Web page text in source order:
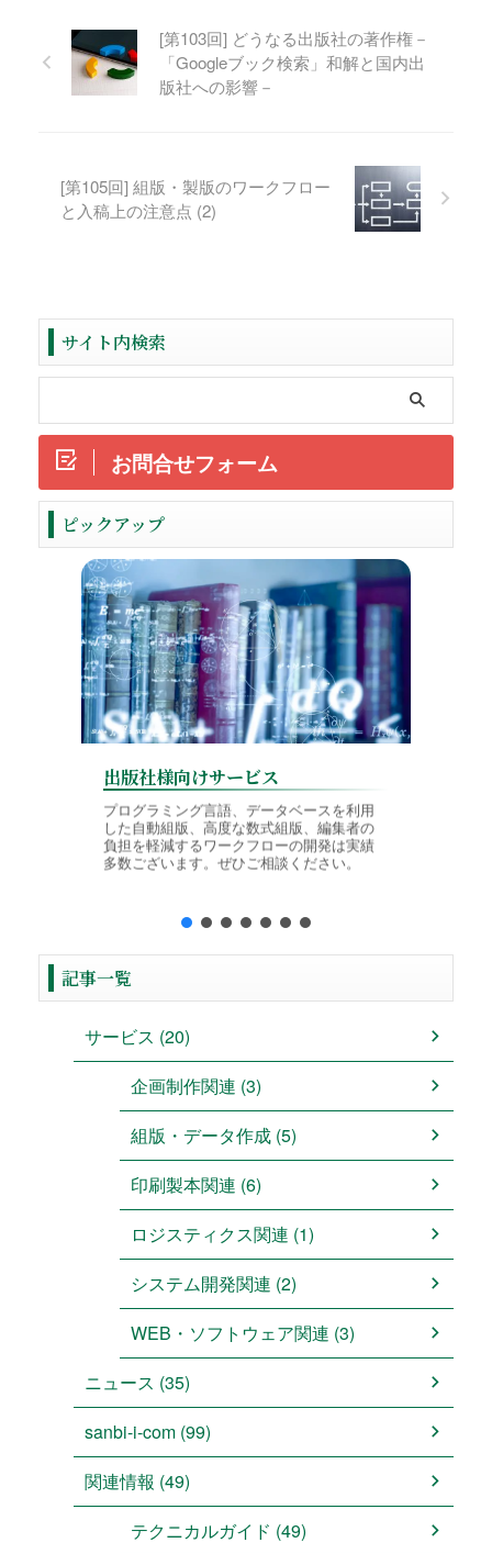
[第103回] どうなる出版社の著作権－
「Googleブック検索」和解と国内出
版社への影響－
[第105回] 組版・製版のワークフロー
と入稿上の注意点 (2)
サイト内検索
お問合せフォーム
ピックアップ
ReadMore
プログラミング言語、データベースを利用
した自動組版、高度な数式組版、編集者の
負担を軽減するワークフローの開発は実績
多数ございます。ぜひご相談ください。
出版社様向けサービス
記事一覧
サービス (20)
企画制作関連 (3)
組版・データ作成 (5)
印刷製本関連 (6)
ロジスティクス関連 (1)
システム開発関連 (2)
WEB・ソフトウェア関連 (3)
ニュース (35)
sanbi-i-com (99)
関連情報 (49)
テクニカルガイド (49)